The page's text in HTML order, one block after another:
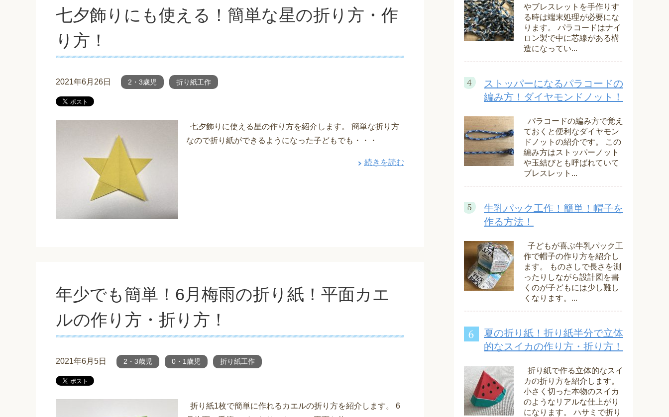
七夕飾りにも使える！簡単な星の折り方・作
り方！
2021年6月26日 2・3歳児 折り紙工作
七夕飾りに使える星の作り方を紹介します。 簡単な折り方
なので折り紙ができるようになった子どもでも・・・
続きを読む
年少でも簡単！6月梅雨の折り紙！平面カエ
ルの作り方・折り方！
2021年6月5日 2・3歳児 0・1歳児 折り紙工作
折り紙1枚で簡単に作れるカエルの折り方を紹介します。 6
やブレスレットを手作りす
る時は端末処理が必要にな
ります。 パラコードはナイ
ロン製で中に芯線がある構
造になってい...
ストッパーになるパラコードの
編み方！ダイヤモンドノット！
パラコードの編み方で覚え
ておくと便利なダイヤモン
ドノットの紹介です。 この
編み方はストッパーノット
や玉結びとも呼ばれていて
ブレスレット...
牛乳パック工作！簡単！帽子を
作る方法！
子どもが喜ぶ牛乳パック工
作で帽子の作り方を紹介し
ます。 ものさしで長さを測
ったりしながら設計図を書
くのが子どもには少し難し
くなります。...
夏の折り紙！折り紙半分で立体
的なスイカの作り方・折り方！
折り紙で作る立体的なスイ
カの折り方を紹介します。
小さく切った本物のスイカ
のようなリアルな仕上がり
になります。 ハサミで折り